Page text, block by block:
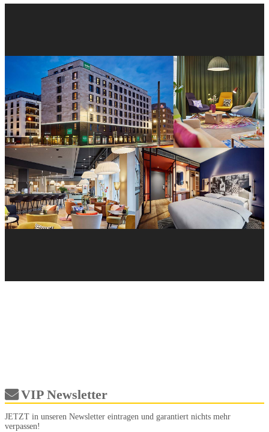
VIP Newsletter
JETZT in unseren Newsletter eintragen und garantiert nichts mehr
verpassen!